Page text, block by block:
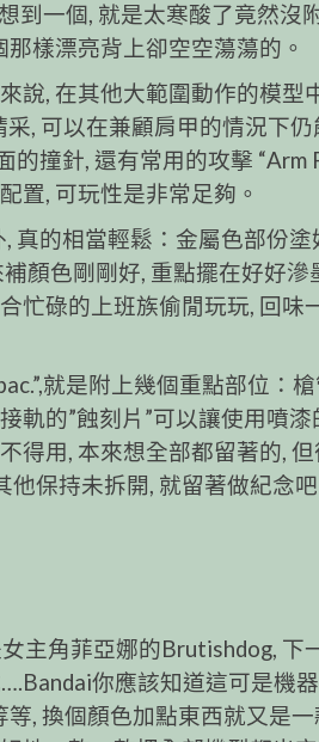
到一個, 就是太寒酸了竟然沒
樣漂亮背上卻空空蕩蕩的。
, 在其他大範圍動作的模型
, 可以在兼顧肩甲的情況下仍
撞針, 還有常用的攻擊 “Arm
置, 可玩性是非常足夠。
的相當輕鬆：金屬色部份塗
顏色剛剛好, 重點擺在好好
忙碌的上班族偷閒玩玩, 回味
就是附上幾個重點部位：
軌的”蝕刻片”可以讓使用噴
得用, 本來想全部都留著的,
他保持未拆開, 就留著做紀念
主角菲亞娜的Brutishdog, 下
你應該知道這可是機
, 換個顏色加點東西就又是